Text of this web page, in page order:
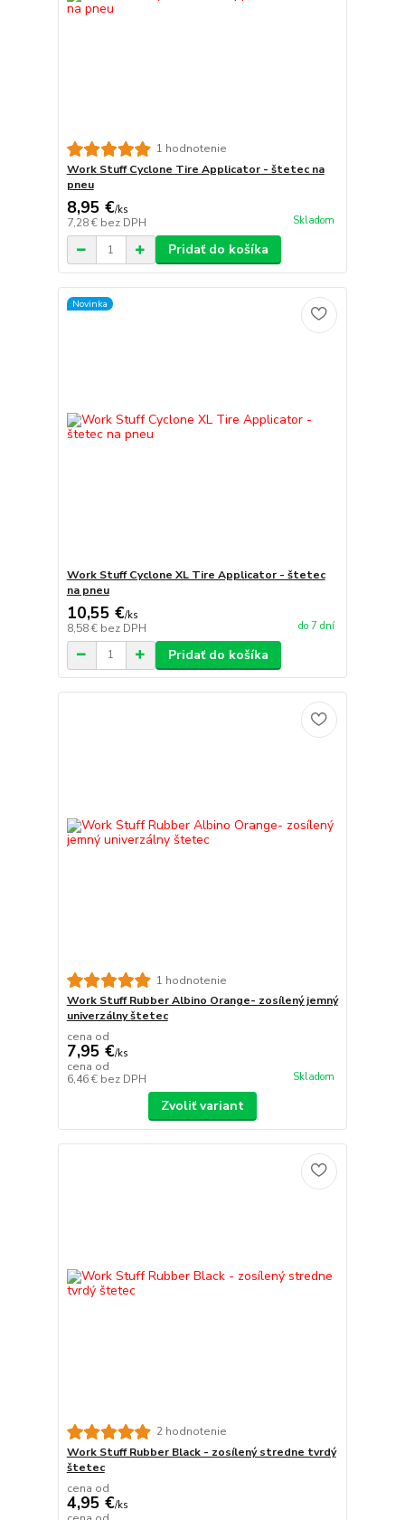
1 hodnotenie
Work Stuff Cyclone Tire Applicator - štetec na
pneu
8,95 €/ks
7,28 € bez DPH Skladom
Pridať do košíka
Novinka
Work Stuff Cyclone XL Tire Applicator - štetec
na pneu
10,55 €/ks
8,58 € bez DPH do 7 dní
Pridať do košíka
1 hodnotenie
Work Stuff Rubber Albino Orange- zosílený jemný
univerzálny štetec
cena od
7,95 €/ks
cena od
6,46 € bez DPH Skladom
Zvoliť variant
2 hodnotenie
Work Stuff Rubber Black - zosílený stredne tvrdý
štetec
cena od
4,95 €/ks